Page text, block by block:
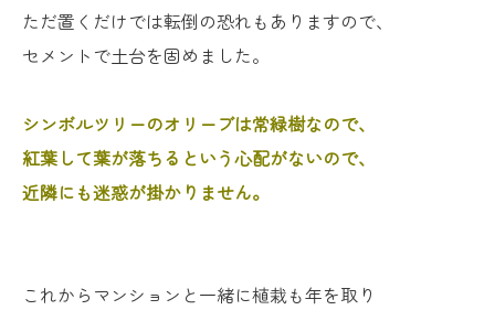
ただ置くだけでは転倒の恐れもありますので、
セメントで土台を固めました。
シンボルツリーのオリーブは常緑樹なので、
紅葉して葉が落ちるという心配がないので、
近隣にも迷惑が掛かりません。
これからマンションと一緒に植栽も年を取り